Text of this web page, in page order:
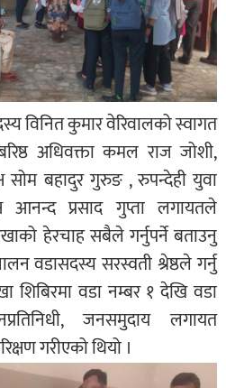
विनित कुमार वेरिवालको स्वागत
अधिवक्ता कमल राज जोशी,
सोम बहादुर गुरुङ , रुपन्देही युवा
प्रसाद गुप्ता लगायतले
हेरचाह सबैले गर्नुपर्ने बताउनु
वडासदस्य सरस्वती श्रेष्ठले गर्नु
वडा नम्बर १ देखि वडा
जनसमुदाय लगायत
गरीएको थियो ।